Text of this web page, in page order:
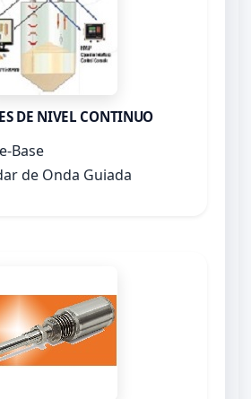
DE NIVEL CONTINUO
Base
de Onda Guiada